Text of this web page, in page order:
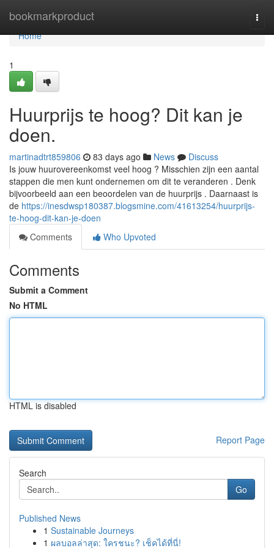
bookmarkproduct
Home
Home
1
Huurprijs te hoog? Dit kan je
doen.
martinadtrt859806 83 days ago News
Discuss
Is jouw huurovereenkomst veel hoog ? Misschien zijn een aantal
stappen die men kunt ondernemen om dit te veranderen . Denk
bijvoorbeeld aan een beoordelen van de huurprijs . Daarnaast is
de https://inesdwsp180387.blogsmine.com/41613254/huurprijs-
te-hoog-dit-kan-je-doen
Comments
Who Upvoted
Comments
Submit a Comment
No HTML
HTML is disabled
Report Page
Search
Go
Published News
1 Sustainable Journeys
1 ผลบอลล่าสุด: ใครชนะ? เช็คได้ที่นี่!